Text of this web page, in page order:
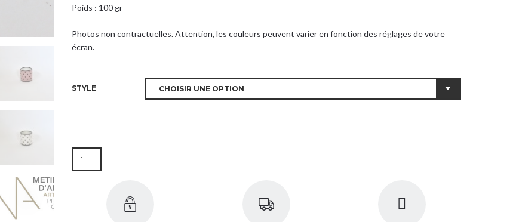
Poids : 100 gr
Photos non contractuelles. Attention, les couleurs peuvent varier en fonction des réglages de votre
écran.
STYLE